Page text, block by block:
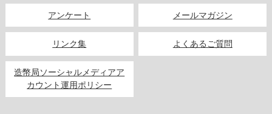
アンケート メールマガジン
リンク集 よくあるご質問
造幣局ソーシャルメディアア
カウント運用ポリシー